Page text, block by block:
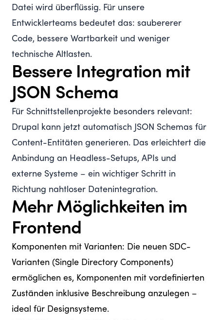
Datei wird überflüssig. Für unsere
Entwicklerteams bedeutet das: saubererer
Code, bessere Wartbarkeit und weniger
technische Altlasten.
Bessere Integration mit
JSON Schema
Für Schnittstellenprojekte besonders relevant:
Drupal kann jetzt automatisch JSON Schemas für
Content-Entitäten generieren. Das erleichtert die
Anbindung an Headless-Setups, APIs und
externe Systeme – ein wichtiger Schritt in
Richtung nahtloser Datenintegration.
Mehr Möglichkeiten im
Frontend
Komponenten mit Varianten: Die neuen SDC-
Varianten (Single Directory Components)
ermöglichen es, Komponenten mit vordefinierten
Zuständen inklusive Beschreibung anzulegen –
ideal für Designsysteme.